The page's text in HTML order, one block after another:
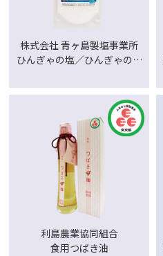
株式会社 青ヶ島製塩事業所
ひんぎゃの塩／ひんぎゃの味
利島農業協同組合
食用つばき油